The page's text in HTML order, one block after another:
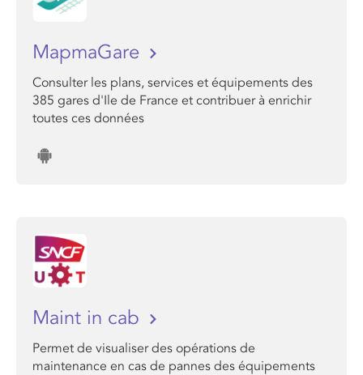
MapmaGare
Consulter les plans, services et équipements des
385 gares d'Ile de France et contribuer à enrichir
toutes ces données
Maint in cab
Permet de visualiser des opérations de
maintenance en cas de pannes des équipements